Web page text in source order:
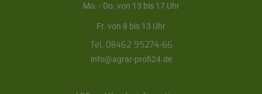
Mo. - Do. von 13 bis 17 Uhr
Fr. von 8 bis 13 Uhr
Tel. 08462 95274-66
info@agrar-profi24.de